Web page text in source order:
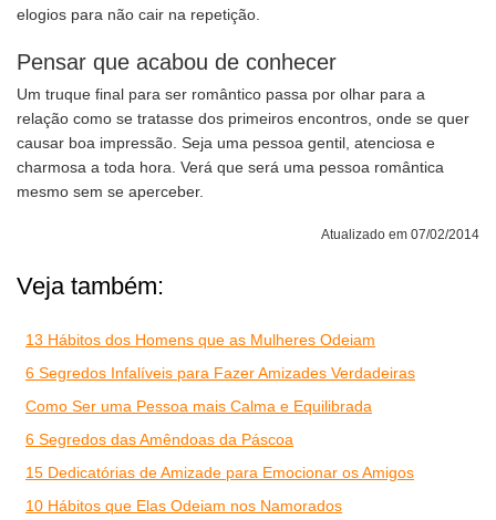
elogios para não cair na repetição.
Pensar que acabou de conhecer
Um truque final para ser romântico passa por olhar para a
relação como se tratasse dos primeiros encontros, onde se quer
causar boa impressão. Seja uma pessoa gentil, atenciosa e
charmosa a toda hora. Verá que será uma pessoa romântica
mesmo sem se aperceber.
Atualizado em 07/02/2014
Veja também:
13 Hábitos dos Homens que as Mulheres Odeiam
6 Segredos Infalíveis para Fazer Amizades Verdadeiras
Como Ser uma Pessoa mais Calma e Equilibrada
6 Segredos das Amêndoas da Páscoa
15 Dedicatórias de Amizade para Emocionar os Amigos
10 Hábitos que Elas Odeiam nos Namorados